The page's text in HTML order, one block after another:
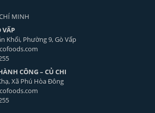
MINH
VẤP
Khối, Phường 9, Gò Vấp
CÔNG – CỦ CHI
Xã Phú Hòa Đông